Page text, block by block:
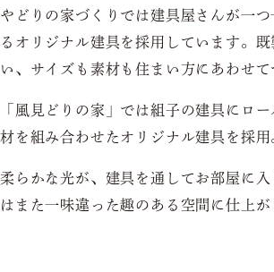
やどりの家づくりでは建具屋さんが一つ
るオリジナル建具を採用しています。
い、サイズも素材も住まい方にあわせて
「風見どりの家」では組子の建具にロ
材を組み合わせたオリジナル建具を採用
柔らかな光が、建具を通してお部屋に入
はまた一味違った趣のある空間に仕上が